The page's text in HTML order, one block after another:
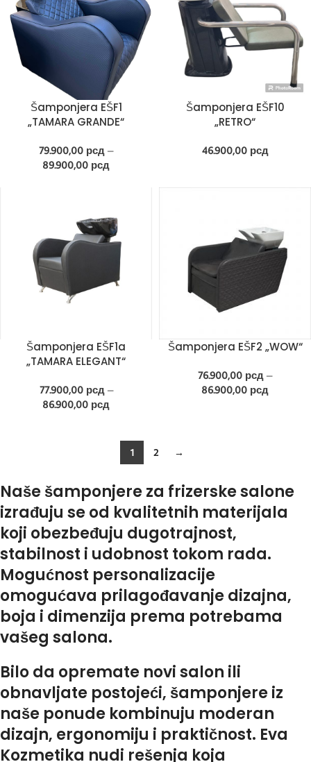
Šamponjera EŠF1
„TAMARA GRANDE“
79.900,00 рсд –
89.900,00 рсд
Šamponjera EŠF10
„RETRO“
46.900,00 рсд
Šamponjera EŠF1a
„TAMARA ELEGANT“
77.900,00 рсд –
86.900,00 рсд
Šamponjera EŠF2 „WOW“
76.900,00 рсд –
86.900,00 рсд
1 2 →
Naše šamponjere za frizerske salone
izrađuju se od kvalitetnih materijala
koji obezbeđuju dugotrajnost,
stabilnost i udobnost tokom rada.
Mogućnost personalizacije
omogućava prilagođavanje dizajna,
boja i dimenzija prema potrebama
vašeg salona.
Bilo da opremate novi salon ili
obnavljate postojeći, šamponjere iz
naše ponude kombinuju moderan
dizajn, ergonomiju i praktičnost. Eva
Kozmetika nudi rešenja koja